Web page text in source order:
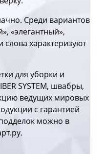
Среди вариантов
«элегантный»,
слова характеризуют
для уборки и
SYSTEM, швабры,
ведущих мировых
с гарантией
можно в